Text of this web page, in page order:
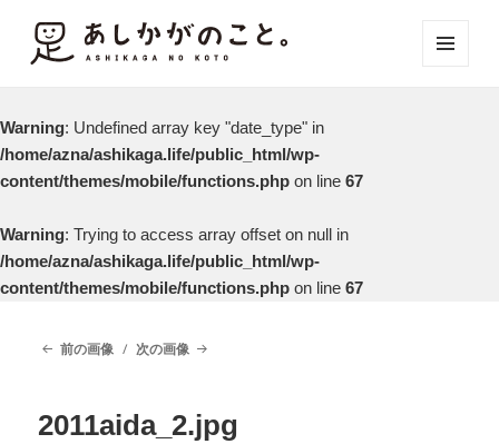
Warning: Undefined array key "date_type" in
/home/azna/ashikaga.life/public_html/wp-
content/themes/mobile/functions.php on line 67
Warning: Trying to access array offset on null in
/home/azna/ashikaga.life/public_html/wp-
content/themes/mobile/functions.php on line 67
前の画像 次の画像
2011aida_2.jpg